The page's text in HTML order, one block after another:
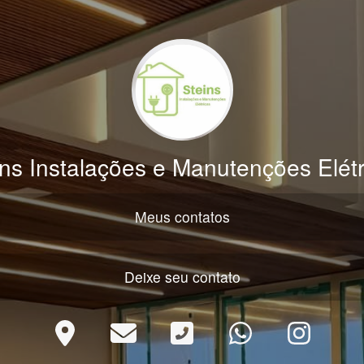
Instalações e Manutenções
Meus contatos
Deixe seu contato